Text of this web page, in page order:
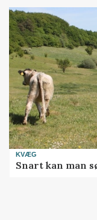
KVÆG
Snart kan man